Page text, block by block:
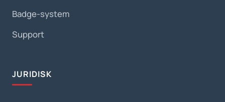
Badge-system
Support
JURIDISK